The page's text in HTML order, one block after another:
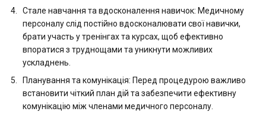
Стале навчання та вдосконалення навичок: Медичному
персоналу слід постійно вдосконалювати свої навички,
брати участь у тренінгах та курсах, щоб ефективно
впоратися з труднощами та уникнути можливих
ускладнень.
Планування та комунікація: Перед процедурою важливо
встановити чіткий план дій та забезпечити ефективну
комунікацію між членами медичного персоналу.